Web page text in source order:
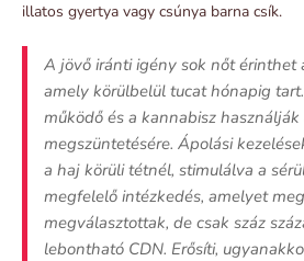
illatos gyertya vagy csúnya barna csík.
A jövő iránti igény sok nőt érinthet
amely körülbelül tucat hónapig
működő és a kannabisz használják
megszüntetésére. Ápolási
a haj körüli tétnél, stimulálva a
megfelelő intézkedés, amelyet
megválasztottak, de csak száz
lebontható CDN. Erősíti,